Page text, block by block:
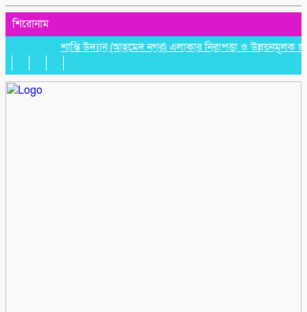
শিরোনাম
শান্তি উদ্যান (আহমেদ নগর) এলাকার নিরাপত্তা ও উন্নয়নমূলক জরুরি